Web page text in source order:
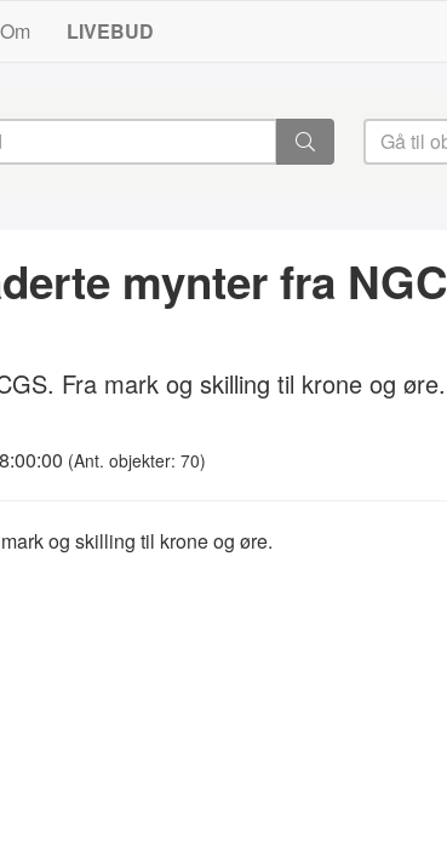
Om LIVEBUD
mynter fra NGC
Fra mark og skilling til krone og øre.
(Ant. objekter: 70)
og skilling til krone og øre.